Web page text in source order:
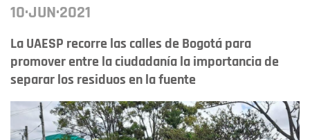
10·JUN·2021
La UAESP recorre las calles de Bogotá para
promover entre la ciudadanía la importancia de
separar los residuos en la fuente